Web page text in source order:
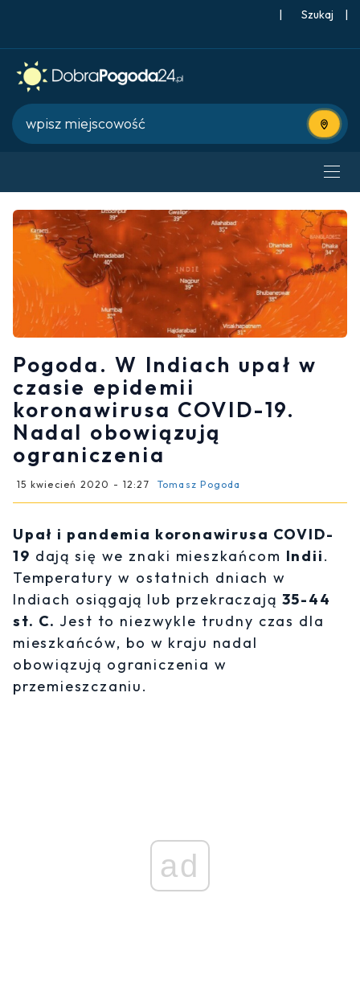
| |
Użyj
Pogoda. W Indiach upał w
czasie epidemii
koronawirusa COVID-19.
Nadal obowiązują
ograniczenia
15 kwiecień 2020 - 12:27 Tomasz Pogoda
Upał i pandemia koronawirusa COVID-
19 dają się we znaki mieszkańcom Indii.
Temperatury w ostatnich dniach w
Indiach osiągają lub przekraczają 35-44
st. C. Jest to niezwykle trudny czas dla
mieszkańców, bo w kraju nadal
obowiązują ograniczenia w
przemieszczaniu.
ad